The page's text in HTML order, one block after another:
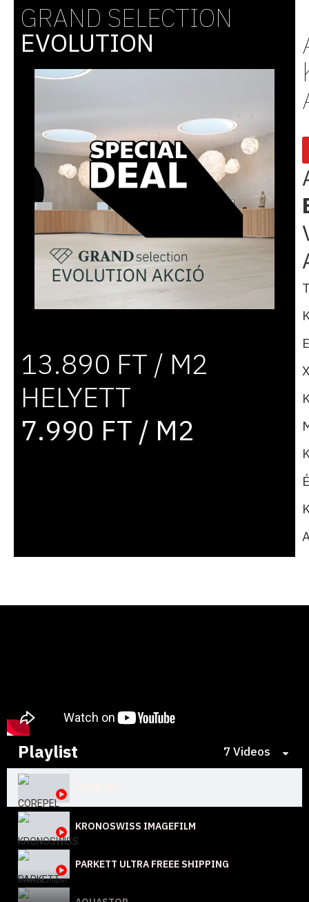
GRAND SELECTION
EVOLUTION
13.890 FT / M2
HELYETT
7.990 FT / M2
Playlist 7 Videos
KRONOSWISS IMAGEFILM
PARKETT ULTRA FREEE SHIPPING